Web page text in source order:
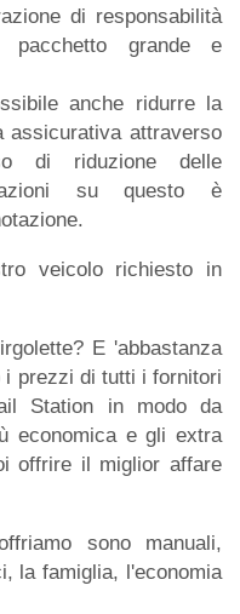
di responsabilità
grande e
anche ridurre la
assicurativa attraverso
di riduzione delle
su questo è
veicolo richiesto in
E 'abbastanza
i prezzi di tutti i fornitori
Station in modo da
economica e gli extra
offrire il miglior affare
sono manuali,
la famiglia, l'economia